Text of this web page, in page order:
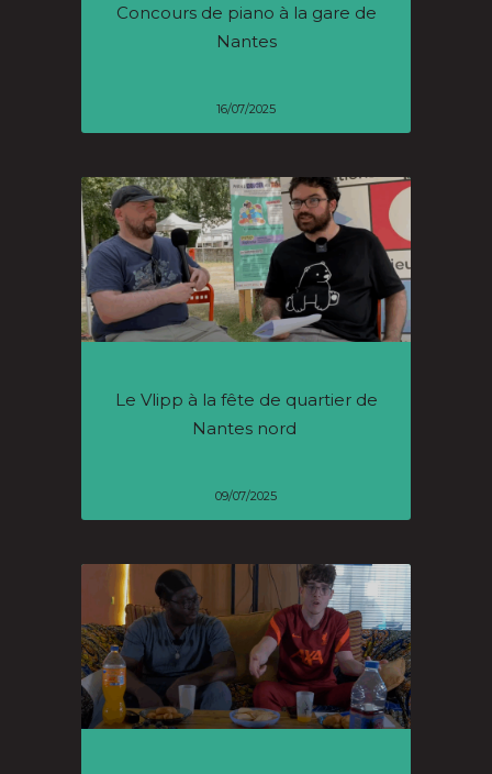
Concours de piano à la gare de
Nantes
16/07/2025
Le Vlipp à la fête de quartier de
Nantes nord
09/07/2025